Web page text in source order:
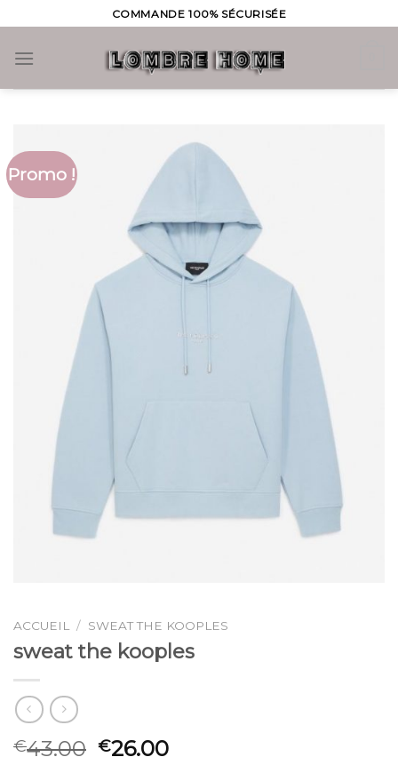
to
content
COMMANDE 100% SÉCURISÉE
Promo !
ACCUEIL / SWEAT THE KOOPLES
sweat the kooples
€43.00 €26.00